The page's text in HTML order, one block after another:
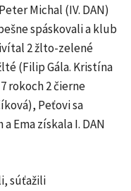
Michal (IV. DAN)
spáskovali a klub
2 žlto-zelené
(Filip Gála. Kristína
rokoch 2 čierne
Peťovi sa
Ema získala I. DAN
súťažili